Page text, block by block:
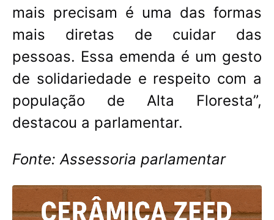
mais precisam é uma das formas
mais diretas de cuidar das
pessoas. Essa emenda é um gesto
de solidariedade e respeito com a
população de Alta Floresta”,
destacou a parlamentar.
Fonte: Assessoria parlamentar